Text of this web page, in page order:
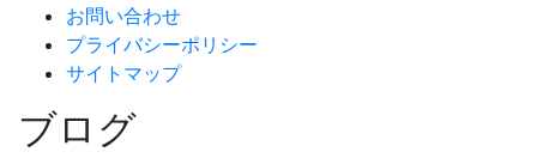
お問い合わせ
プライバシーポリシー
サイトマップ
ブログ